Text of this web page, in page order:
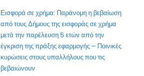
Εισφορά σε χρήμα: Παράνομη η βεβαίωση
από τους Δήμους της εισφοράς σε χρήμα
μετά την παρέλευση 5 ετών από την
έγκριση της πράξης εφαρμογής – Ποινικές
κυρώσεις στους υπαλλήλους που τις
βεβαιώνουν